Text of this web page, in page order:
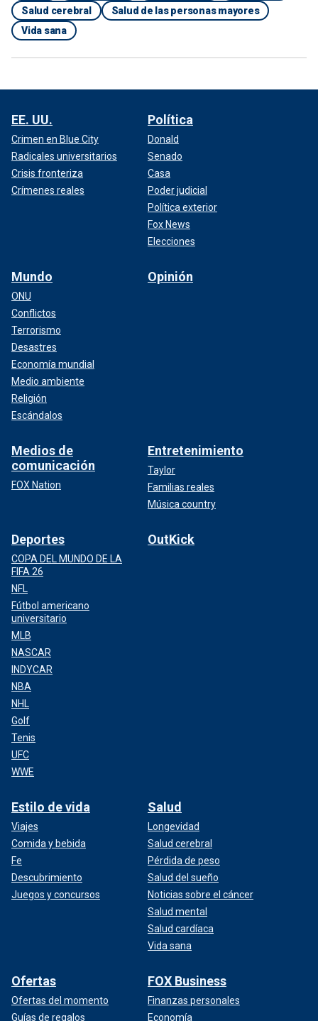
Salud cerebral
Salud de las personas mayores
Vida sana
EE. UU.
Crimen en Blue City
Radicales universitarios
Crisis fronteriza
Crímenes reales
Política
Donald
Senado
Casa
Poder judicial
Política exterior
Fox News
Elecciones
Mundo
ONU
Conflictos
Terrorismo
Desastres
Economía mundial
Medio ambiente
Religión
Escándalos
Opinión
Medios de
comunicación
FOX Nation
Entretenimiento
Taylor
Familias reales
Música country
Deportes
COPA DEL MUNDO DE LA
FIFA 26
NFL
Fútbol americano
universitario
MLB
NASCAR
INDYCAR
NBA
NHL
Golf
Tenis
UFC
WWE
OutKick
Estilo de vida
Viajes
Comida y bebida
Fe
Descubrimiento
Juegos y concursos
Salud
Longevidad
Salud cerebral
Pérdida de peso
Salud del sueño
Noticias sobre el cáncer
Salud mental
Salud cardíaca
Vida sana
Ofertas
Ofertas del momento
Guías de regalos
FOX Business
Finanzas personales
Economía